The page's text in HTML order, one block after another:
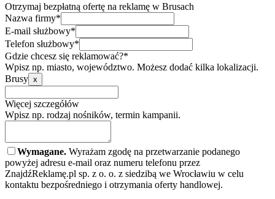
Otrzymaj bezpłatną ofertę na reklamę w Brusach
Nazwa firmy*
E-mail służbowy*
Telefon służbowy*
Gdzie chcesz się reklamować?*
Wpisz np. miasto, województwo. Możesz dodać kilka lokalizacji.
Brusy x
Więcej szczegółów
Wpisz np. rodzaj nośników, termin kampanii.
Wymagane. Wyrażam zgodę na przetwarzanie podanego
powyżej adresu e-mail oraz numeru telefonu przez
ZnajdźReklamę.pl sp. z o. o. z siedzibą we Wrocławiu w celu
kontaktu bezpośredniego i otrzymania oferty handlowej.